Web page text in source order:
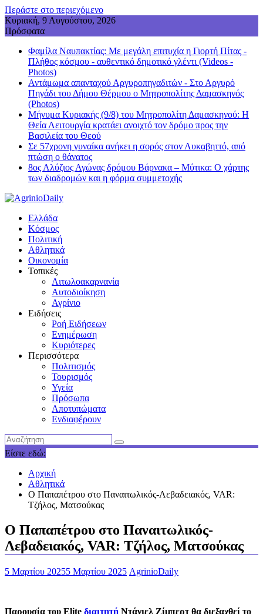
Περάστε στο περιεχόμενο
Κυριακή, 9 Αυγούστου, 2026
Πρόσφατα
Φαμίλα Ναυπακτίας: Με μεγάλη επιτυχία η Γιορτή Πίτας -
Πλήθος κόσμου - αυθεντικό δημοτικό γλέντι (Videos -
Photos)
Αντάμωμα απανταχού Αργυροπηγαδιτών - Στο Αργυρό
Πηγάδι του Δήμου Θέρμου ο Μητροπολίτης Δαμασκηνός
(Photos)
Μήνυμα Κυριακής (9/8) του Μητροπολίτη Δαμασκηνού: Η
Θεία Λειτουργία κρατάει ανοιχτό τον δρόμο προς την
Βασιλεία του Θεού
Σε 57χρονη γυναίκα ανήκει η σορός στον Λυκαβηττό, από
πτώση ο θάνατος
8ος Αλύζιος Αγώνας δρόμου Βάρνακα – Μύτικα: Ο χάρτης
των διαδρομών και η φόρμα συμμετοχής
Ελλάδα
Κόσμος
Πολιτική
Αθλητικά
Οικονομία
Τοπικές
Αιτωλοακαρνανία
Αυτοδιοίκηση
Αγρίνιο
Ειδήσεις
Ροή Ειδήσεων
Ενημέρωση
Κυριότερες
Περισσότερα
Πολιτισμός
Τουρισμός
Υγεία
Πρόσωπα
Αποτυπώματα
Ενδιαφέρουν
Είστε εδώ:
Αρχική
Αθλητικά
Ο Παπαπέτρου στο Παναιτωλικός-Λεβαδειακός, VAR:
Τζήλος, Ματσούκας
Ο Παπαπέτρου στο Παναιτωλικός-
Λεβαδειακός, VAR: Τζήλος, Ματσούκας
5 Μαρτίου 20255 Μαρτίου 2025 AgrinioDaily
Παρουσία του Εlite διαιτητή Ντάνιελ Ζίμπερτ θα διεξαχθεί το